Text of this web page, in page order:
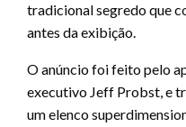
tradicional segredo que
antes da exibição.
O anúncio foi feito pelo
executivo Jeff Probst, e
um elenco